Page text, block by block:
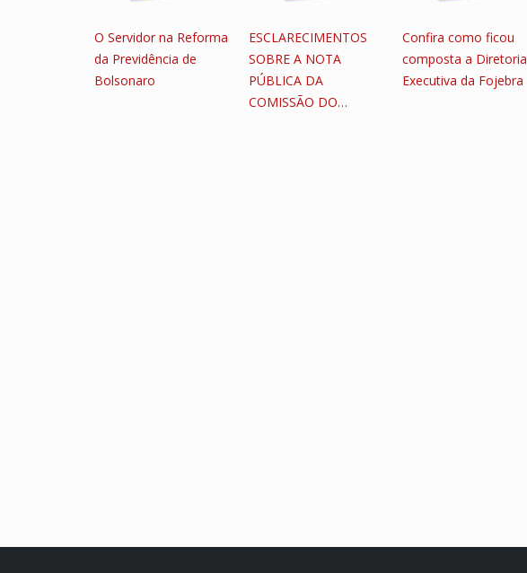
O Servidor na Reforma
da Previdência de
Bolsonaro
ESCLARECIMENTOS
SOBRE A NOTA
PÚBLICA DA
COMISSÃO DO…
Confira como ficou
composta a Diretoria
Executiva da Fojebra